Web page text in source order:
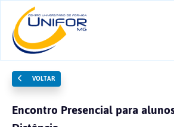
VOLTAR
Encontro Presencial para